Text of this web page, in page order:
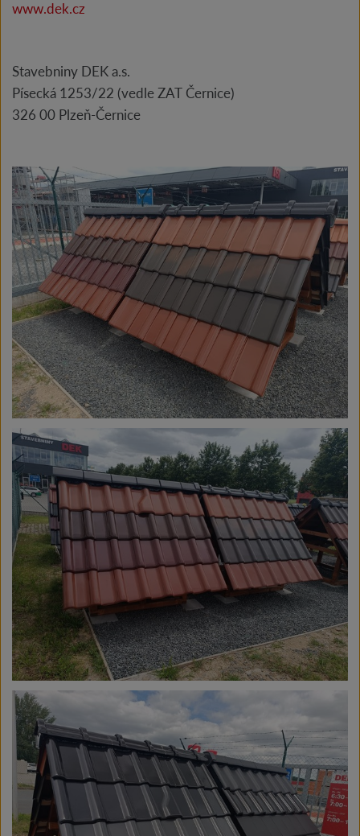
www.dek.cz
Stavebniny DEK a.s.
Písecká 1253/22 (vedle ZAT Černice)
326 00 Plzeň-Černice